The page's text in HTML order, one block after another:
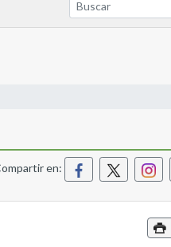
en: